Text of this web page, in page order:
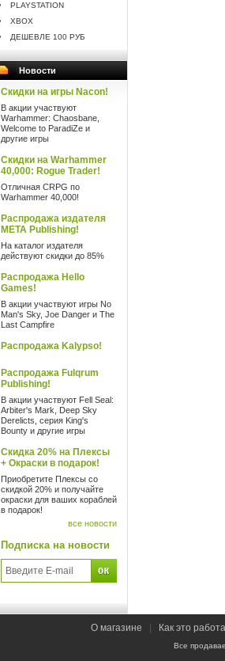
PLAYSTATION
XBOX
ДЕШЕВЛЕ 100 РУБ
Новости
Скидки на игры Nacon!
В акции участвуют
Warhammer: Chaosbane,
Welcome to ParadiZe и
другие игры
Скидки на Warhammer
40,000: Rogue Trader!
Отличная CRPG по
Warhammer 40,000!
Распродажа издателя
META Publishing!
На каталог издателя
действуют скидки до 85%
Распродажа Hello
Games!
В акции участвуют игры No
Man's Sky, Joe Danger и The
Last Campfire
Распродажа Kalypso!
Распродажа Fulqrum
Publishing!
В акции участвуют Fell Seal:
Arbiter's Mark, Deep Sky
Derelicts, серия King's
Bounty и другие игры
Скидка 20% на Плексы
+ Окраски в подарок!
Приобретите Плексы со
скидкой 20% и получайте
окраски для ваших кораблей
в подарок!
все новости
Подписка на новости
О магазине Как это
Все